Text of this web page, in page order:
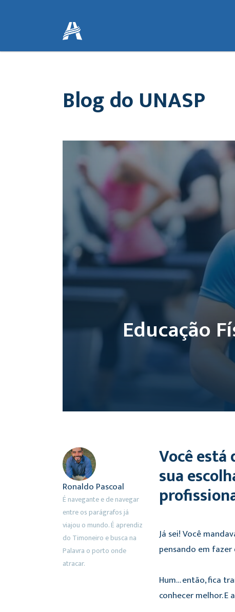
Blog do UNASP
Educação
Ronaldo Pascoal
É navegante e de navegar
entre os parágrafos já
viajou o mundo. É aprendiz
do Timoneiro e busca na
Palavra o porto onde
atracar.
Você está
sua
Já sei! Você
pensando em
Hum… então, fica
conhecer melhor.